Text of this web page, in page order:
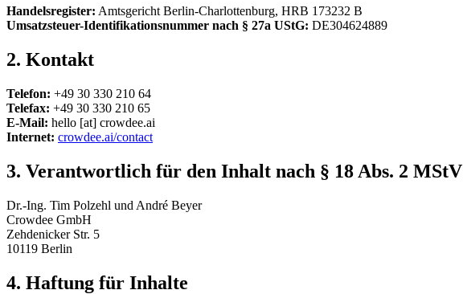
Handelsregister: Amtsgericht Berlin-Charlottenburg, HRB 173232 B
Umsatzsteuer-Identifikationsnummer nach § 27a UStG: DE304624889
2. Kontakt
Telefon: +49 30 330 210 64
Telefax: +49 30 330 210 65
E-Mail: hello [at] crowdee.ai
Internet: crowdee.ai/contact
3. Verantwortlich für den Inhalt nach § 18 Abs. 2 MStV
Dr.-Ing. Tim Polzehl und André Beyer
Crowdee GmbH
Zehdenicker Str. 5
10119 Berlin
4. Haftung für Inhalte